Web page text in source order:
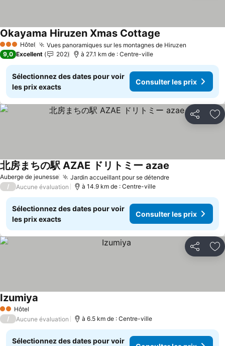
3 ÉtoilesHôtel Vues panoramiques sur les montagnes de Hiruzen
Okayama Hiruzen Xmas Cottage
9,0 Excellent 202 à 27.1 km de : Centre-ville
Sélectionnez des dates pour voir
les prix exacts
Consulter les prix
Partager
Auberge de jeunesse Jardin accueillant pour se détendre
北房まちの駅 AZAE ドリトミー azae
/ Aucune évaluation à 14.9 km de : Centre-ville
Sélectionnez des dates pour voir
les prix exacts
Consulter les prix
Partager
2 Étoiles
Hôtel
Izumiya
/ Aucune évaluation à 6.5 km de : Centre-ville
Sélectionnez des dates pour voir